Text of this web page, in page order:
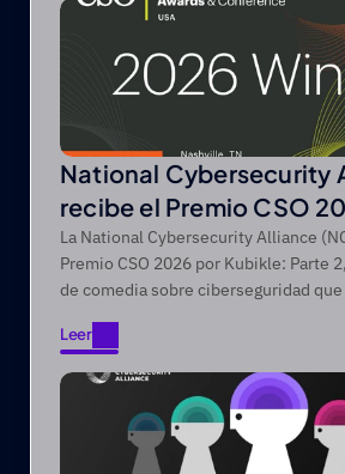
National Cybersecurity
recibe el Premio CSO
de Foundry
La National Cybersecurity Alliance
Premio CSO 2026 por Kubikle: Parte
de comedia sobre ciberseguridad
de entretenimiento primero.
Leer
Leer